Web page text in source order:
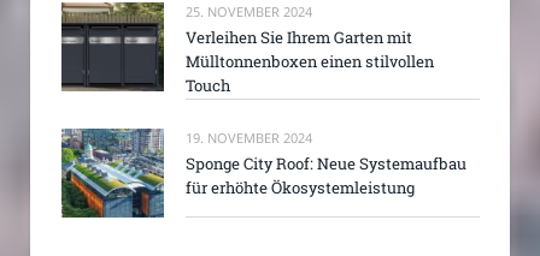
25. NOVEMBER 2024
Verleihen Sie Ihrem Garten mit
Mülltonnenboxen einen stilvollen
Touch
19. NOVEMBER 2024
Sponge City Roof: Neue Systemaufbau
für erhöhte Ökosystemleistung